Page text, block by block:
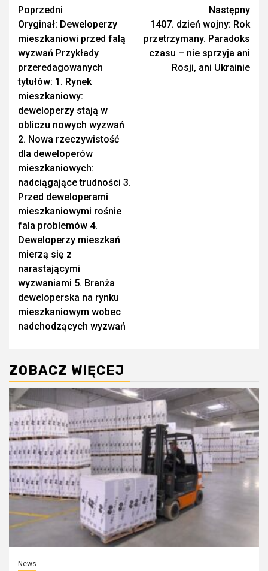
Zobacz
wpisy
Poprzedni
Oryginał: Deweloperzy
mieszkaniowi przed falą
wyzwań Przykłady
przeredagowanych
tytułów: 1. Rynek
mieszkaniowy:
deweloperzy stają w
obliczu nowych wyzwań
2. Nowa rzeczywistość
dla deweloperów
mieszkaniowych:
nadciągające trudności 3.
Przed deweloperami
mieszkaniowymi rośnie
fala problemów 4.
Deweloperzy mieszkań
mierzą się z
narastającymi
wyzwaniami 5. Branża
deweloperska na rynku
mieszkaniowym wobec
nadchodzących wyzwań
Następny
1407. dzień wojny: Rok
przetrzymany. Paradoks
czasu – nie sprzyja ani
Rosji, ani Ukrainie
ZOBACZ WIĘCEJ
News